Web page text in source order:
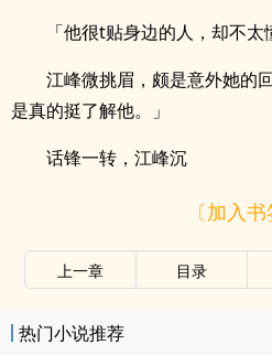
「他很t贴身边的人，却不太
江峰微挑眉，颇是意外她的
是真的挺了解他。」
话锋一转，江峰沉
〔加入书
上一章 目录
热门小说推荐